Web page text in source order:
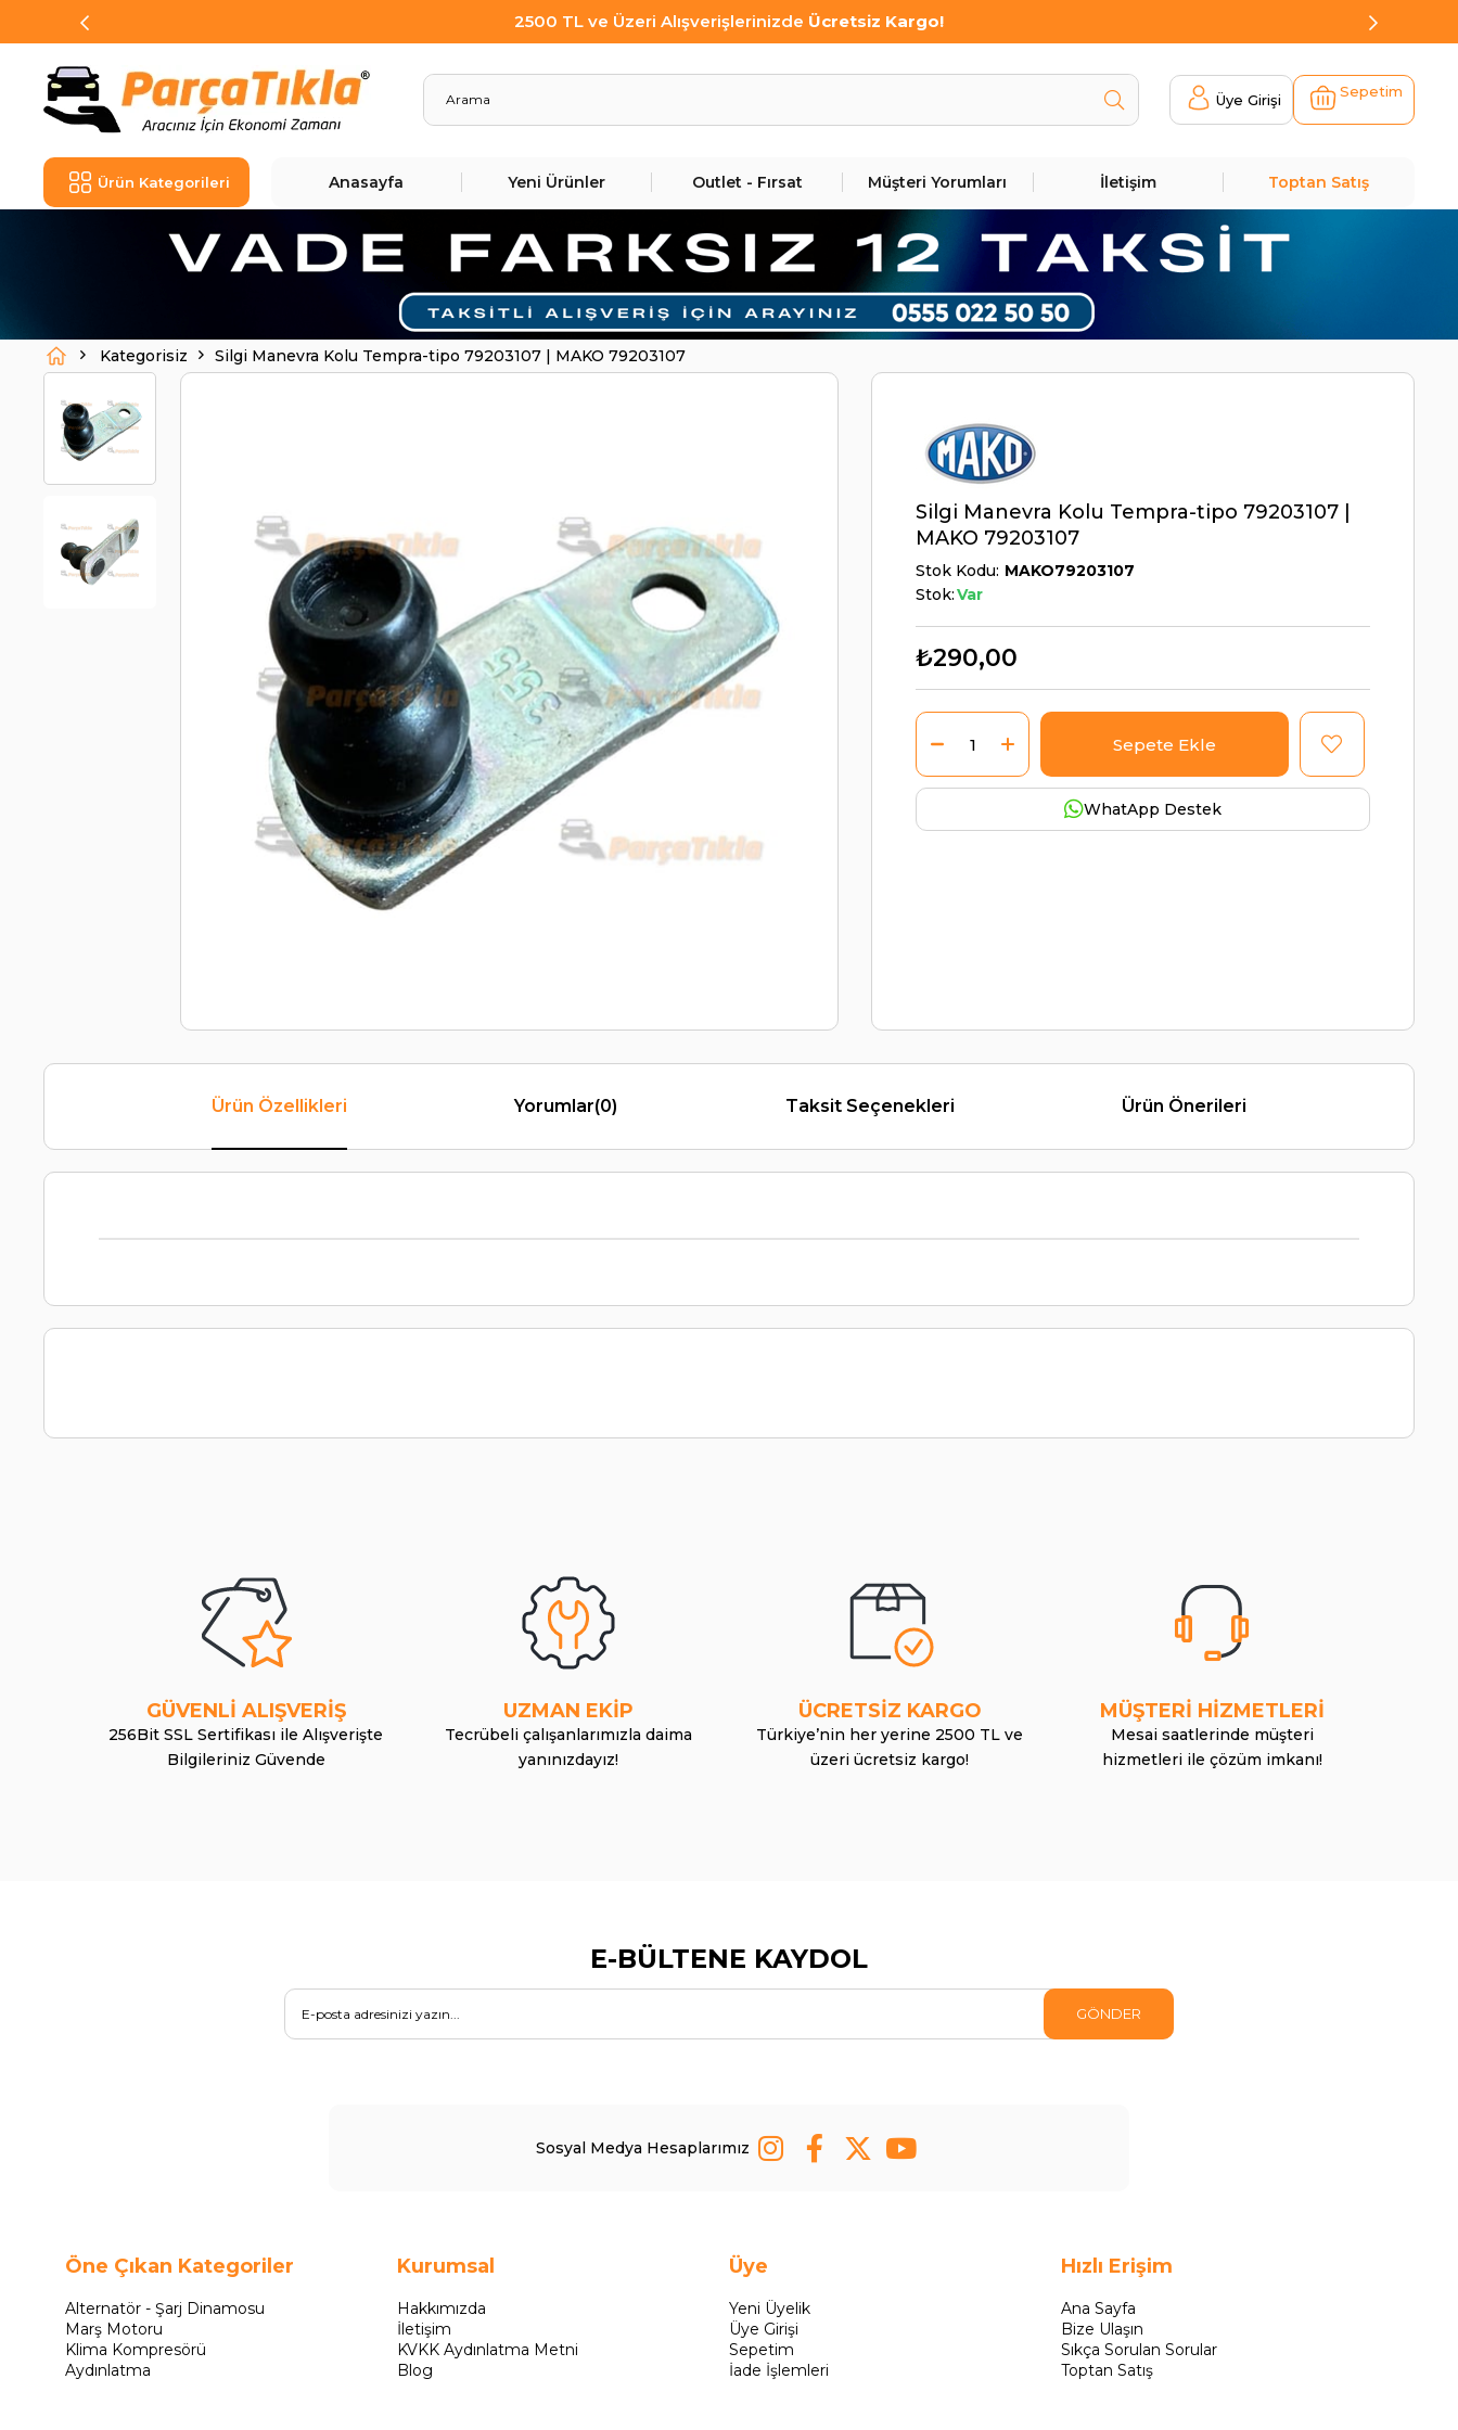
2500 TL ve Üzeri Alışverişlerinizde Ücretsiz Kargo!
Üye Girişi Sepetim
Ürün Kategorileri Anasayfa Yeni Ürünler Outlet - Fırsat Müşteri Yorumları İletişim Toptan Satış
Kategorisiz Silgi Manevra Kolu Tempra-tipo 79203107 | MAKO 79203107
Silgi Manevra Kolu Tempra-tipo 79203107 |
MAKO 79203107
Stok Kodu MAKO79203107
Stok:Var
₺290,00
WhatApp Destek
Ürün Özellikleri Yorumlar(0) Taksit Seçenekleri Ürün Önerileri
GÜVENLİ ALIŞVERİŞ
256Bit SSL Sertifikası ile Alışverişte
Bilgileriniz Güvende
UZMAN EKİP
Tecrübeli çalışanlarımızla daima
yanınızdayız!
ÜCRETSİZ KARGO
Türkiye’nin her yerine 2500 TL ve
üzeri ücretsiz kargo!
MÜŞTERİ HİZMETLERİ
Mesai saatlerinde müşteri
hizmetleri ile çözüm imkanı!
E-BÜLTENE KAYDOL
GÖNDER
Sosyal Medya Hesaplarımız
Öne Çıkan Kategoriler
Alternatör - Şarj Dinamosu
Marş Motoru
Klima Kompresörü
Aydınlatma
Kurumsal
Hakkımızda
İletişim
KVKK Aydınlatma Metni
Blog
Üye
Yeni Üyelik
Üye Girişi
Sepetim
İade İşlemleri
Hızlı Erişim
Ana Sayfa
Bize Ulaşın
Sıkça Sorulan Sorular
Toptan Satış